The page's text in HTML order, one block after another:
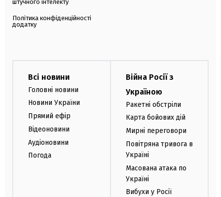
штучного інтелекту
Політика конфіденційності
додатку
Всі новини
Головні новини
Новини України
Прямий ефір
Відеоновини
Аудіоновини
Погода
Війна Росії з
Україною
Ракетні обстріли
Карта бойових дій
Мирні переговори
Повітряна тривога в
Україні
Масована атака по
Україні
Вибухи у Росії